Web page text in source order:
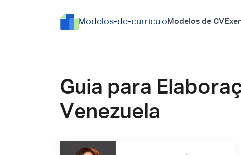
Modelos-de-curriculo Modelos de CV
Guia para
Venezuela